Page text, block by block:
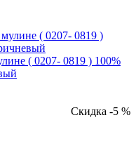
( 0207- 0819 ) 100%
Скидка -5 %